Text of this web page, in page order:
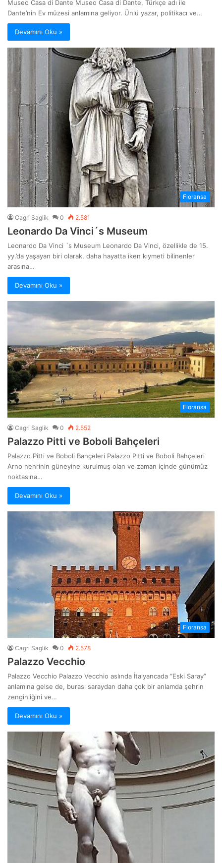
Museo Casa di Dante Museo Casa di Dante, Türkçe adı ile
Dante’nin Ev müzesi anlamına geliyor. Ünlü yazar, politikacı ve…
Devamını Oku »
Floransa
Cagri Saglik 0 2.581
Leonardo Da Vinci´s Museum
Leonardo Da Vinci ´s Museum Leonardo Da Vinci, özellikle de 15.
yy.’da yaşayan biri olarak, daha hayatta iken kıymeti bilinenler
arasına…
Devamını Oku »
Floransa
Cagri Saglik 0 2.552
Palazzo Pitti ve Boboli Bahçeleri
Palazzo Pitti ve Boboli Bahçeleri Palazzo Pitti ve Boboli Bahçeleri
Arno nehrinin güneyine kurulmuş olan ve zaman içinde günümüz
noktasına…
Devamını Oku »
Floransa
Cagri Saglik 0 2.578
Palazzo Vecchio
Palazzo Vecchio Palazzo Vecchio aslında İtalyancada “Eski Saray”
anlamına gelse de, burası saraydan daha çok bir anlamda şehrin
zenginliğini ve…
Devamını Oku »